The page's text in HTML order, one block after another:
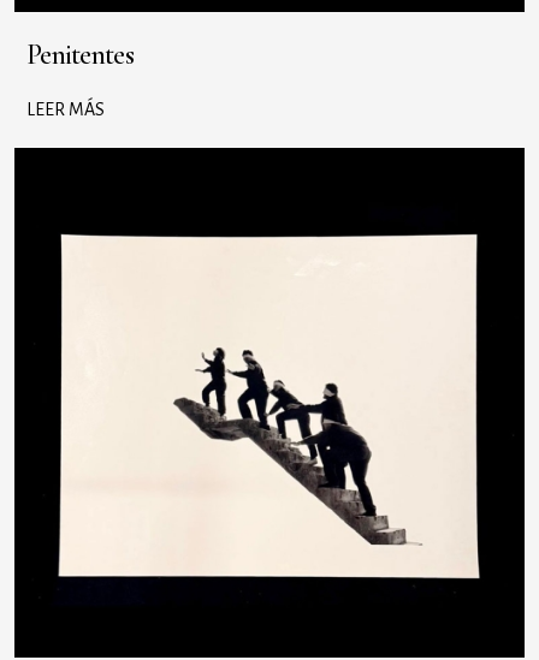
Penitentes
LEER MÁS